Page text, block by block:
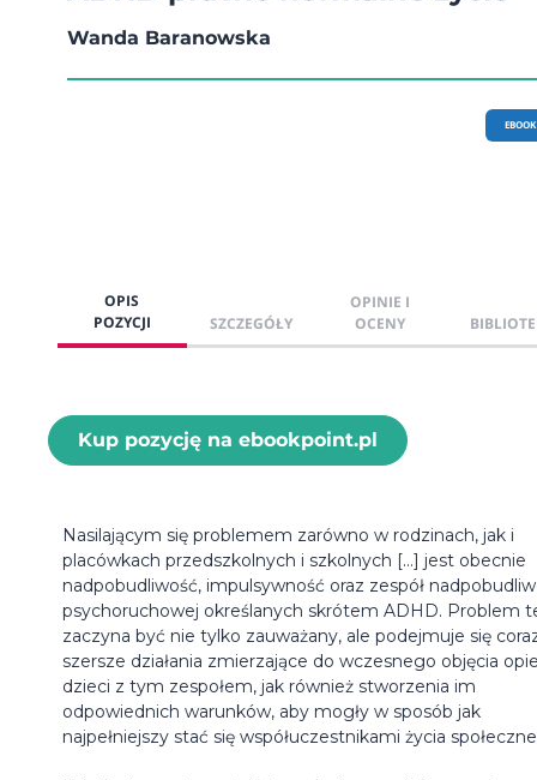
Wanda Baranowska
EBOOK
OPIS
POZYCJI
SZCZEGÓŁY
OPINIE I
OCENY
Kup pozycję na ebookpoint.pl
Nasilającym się problemem zarówno w rodzinach, jak i
placówkach przedszkolnych i szkolnych [...] jest obecnie
nadpobudliwość, impulsywność oraz zespół
psychoruchowej określanych skrótem ADHD. Problem
zaczyna być nie tylko zauważany, ale podejmuje się
szersze działania zmierzające do wczesnego objęcia
dzieci z tym zespołem, jak również stworzenia im
odpowiednich warunków, aby mogły w sposób jak
najpełniejszy stać się współuczestnikami życia